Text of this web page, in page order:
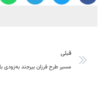
قبلی